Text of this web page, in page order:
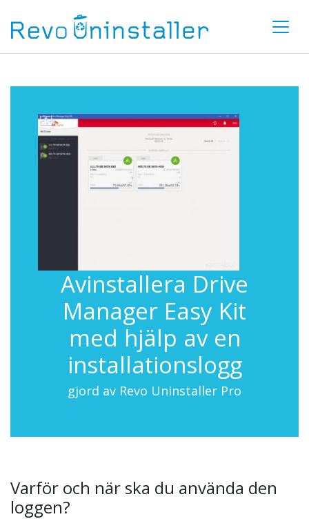
Avinstallera Drive
Manager Easy Kit
med hjälp av en
installationslogg
gjord av Revo Uninstaller Pro
Varför och när ska du använda den
loggen?